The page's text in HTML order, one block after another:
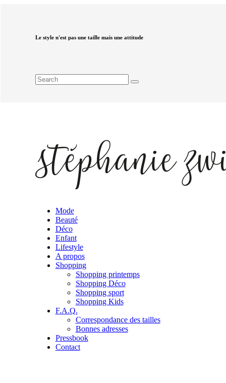
Le style n'est pas une taille mais une attitude
Mode
Beauté
Déco
Enfant
Lifestyle
A propos
Shopping
Shopping printemps
Shopping Déco
Shopping sport
Shopping Kids
F.A.Q.
Correspondance des tailles
Bonnes adresses
Pressbook
Contact